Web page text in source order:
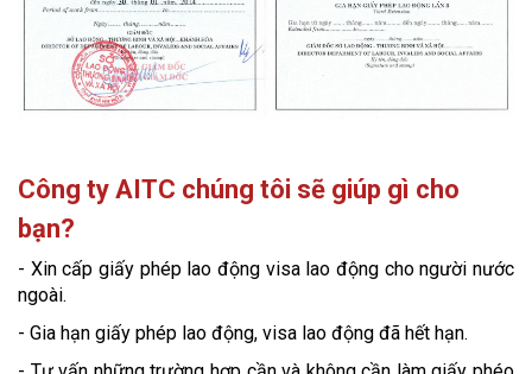
Công ty AITC chúng tôi sẽ giúp gì cho
bạn?
- Xin cấp giấy phép lao động visa lao động cho người nước
ngoài.
- Gia hạn giấy phép lao động, visa lao động đã hết hạn.